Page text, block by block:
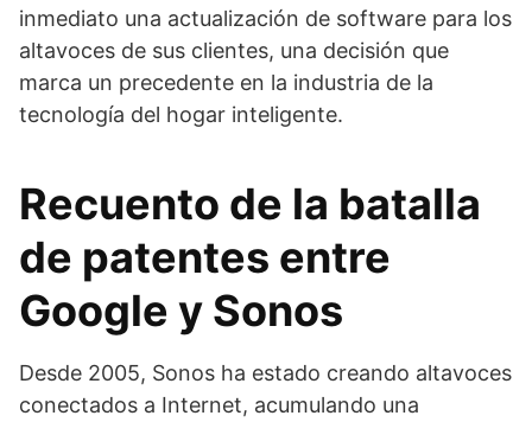
inmediato una actualización de software para los
altavoces de sus clientes, una decisión que
marca un precedente en la industria de la
tecnología del hogar inteligente.
Recuento de la batalla
de patentes entre
Google y Sonos
Desde 2005, Sonos ha estado creando altavoces
conectados a Internet, acumulando una